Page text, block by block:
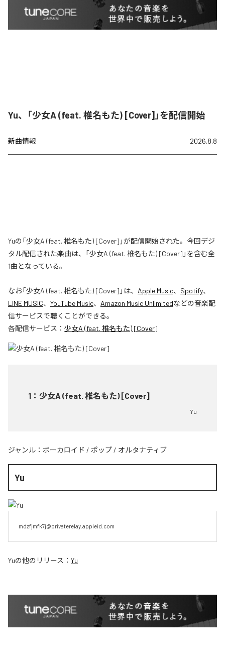
Yu、「少女A (feat. 椎名もた) [Cover]」を配信開始
新曲情報 2026.8.8
Yuの「少女A (feat. 椎名もた) [Cover]」が配信開始された。今回デジ
タル配信された楽曲は、「少女A (feat. 椎名もた) [Cover]」を含む全
1曲となっている。
なお「少女A (feat. 椎名もた) [Cover] 」は、 Apple Music、 Spotify、
LINE MUSIC、 YouTube Music、 Amazon Music Unlimitedなどの音楽配
信サービスで聴くことができる。
各配信サービス： 少女A (feat. 椎名もた) [Cover]
1 ： 少女A (feat. 椎名もた) [Cover]
Yu
ジャンル： ボーカロイド / ポップ / オルタナティブ
Yu
mdzfjmfk7j@privaterelay.appleid.com
Yuの他のリリース： Yu